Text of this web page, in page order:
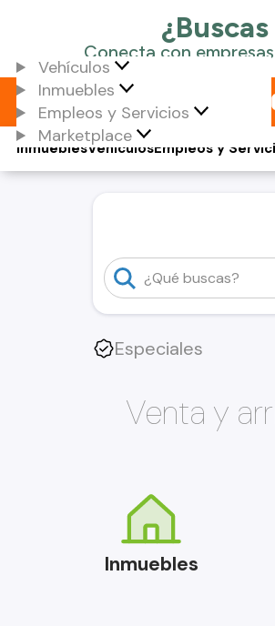
Vehículos
Inmuebles
Empleos y Servicios
Marketplace
Vehículos
Inmuebles Empleos y
Especiales
Venta y
Inmuebles